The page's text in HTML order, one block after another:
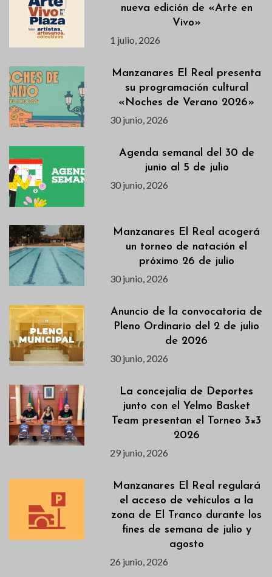
nueva edición de «Arte en
Vivo»
1 julio, 2026
Manzanares El Real presenta
su programación cultural
«Noches de Verano 2026»
30 junio, 2026
Agenda semanal del 30 de
junio al 5 de julio
30 junio, 2026
Manzanares El Real acogerá
un torneo de natación el
próximo 26 de julio
30 junio, 2026
Anuncio de la convocatoria de
Pleno Ordinario del 2 de julio
de 2026
30 junio, 2026
La concejalía de Deportes
junto con el Yelmo Basket
Team presentan el Torneo 3×3
2026
29 junio, 2026
Manzanares El Real regulará
el acceso de vehículos a la
zona de El Tranco durante los
fines de semana de julio y
agosto
26 junio, 2026